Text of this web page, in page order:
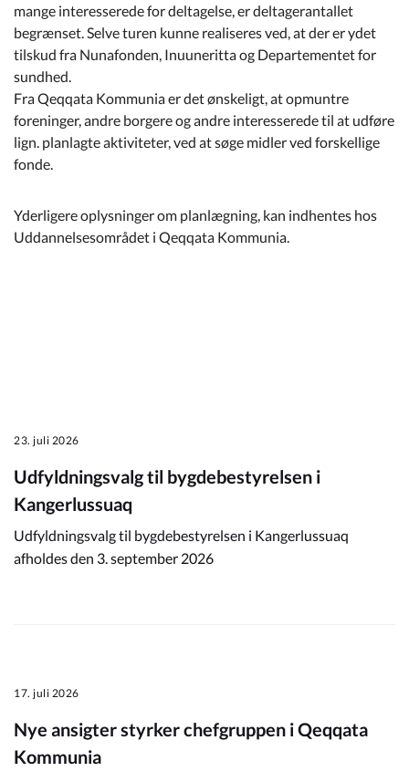
mange interesserede for deltagelse, er deltagerantallet
begrænset. Selve turen kunne realiseres ved, at der er ydet
tilskud fra Nunafonden, Inuuneritta og Departementet for
sundhed.
Fra Qeqqata Kommunia er det ønskeligt, at opmuntre
foreninger, andre borgere og andre interesserede til at udføre
lign. planlagte aktiviteter, ved at søge midler ved forskellige
fonde.
Yderligere oplysninger om planlægning, kan indhentes hos
Uddannelsesområdet i Qeqqata Kommunia.
23. juli 2026
Udfyldningsvalg til bygdebestyrelsen i
Kangerlussuaq
Udfyldningsvalg til bygdebestyrelsen i Kangerlussuaq
afholdes den 3. september 2026
17. juli 2026
Nye ansigter styrker chefgruppen i Qeqqata
Kommunia